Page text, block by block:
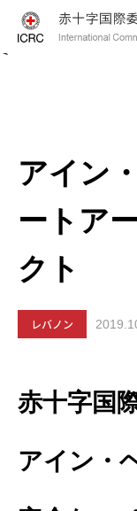
<
アイン
ートア
クト
レバノン
赤十字国
アイン・